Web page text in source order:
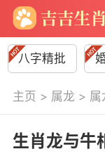
八字精批
主页 > 属龙 > 属
生肖龙与牛